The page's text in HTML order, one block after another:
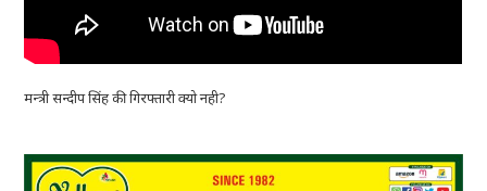
मन्त्री सन्दीप सिंह की गिरफ्तारी क्यो नही?